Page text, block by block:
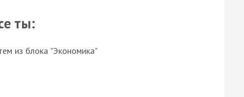
ты:
из блока "Экономика"